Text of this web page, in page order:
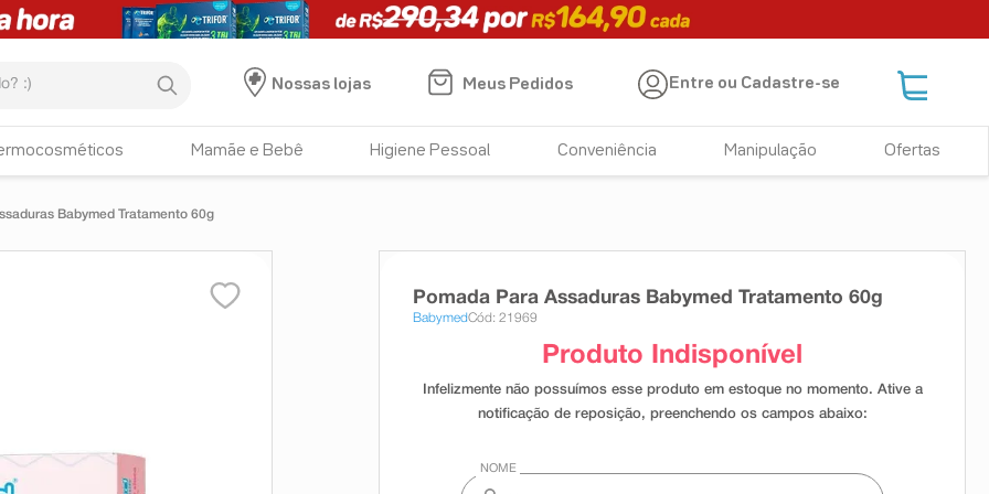
Nossas lojas
Meus Pedidos Entre ou Cadastre-se
Mamãe e Bebê Higiene Pessoal Conveniência Manipulação Ofertas
Babymed Tratamento 60g
Pomada Para Assaduras Babymed Tratamento 60g
BabymedCód: 21969